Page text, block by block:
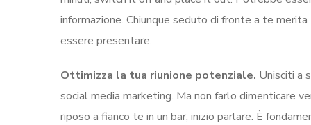
informazione. Chiunque seduto di fronte a te
essere presentare.
Ottimizza la tua riunione potenziale. Unisciti a
social media marketing. Ma non farlo dimenticare
riposo a fianco te in un bar, inizio parlare. È